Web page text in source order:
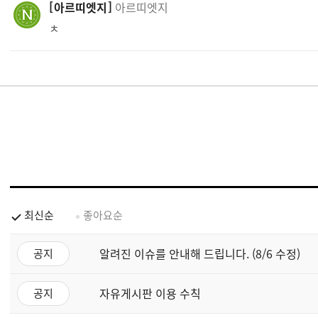
아르띠엣지 아르띠엣지
ㅊ
최신순 좋아요순
공지 알려진 이슈를 안내해 드립니다. (8/6 수정)
공지 자유게시판 이용 수칙